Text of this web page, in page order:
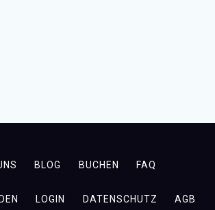
BLOG BUCHEN FAQ
LOGIN DATENSCHUTZ AGB